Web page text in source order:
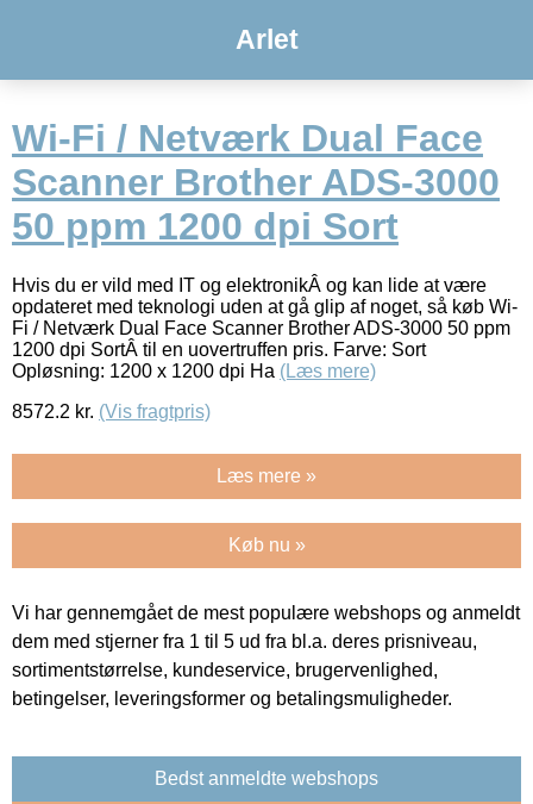
Arlet
Wi-Fi / Netværk Dual Face
Scanner Brother ADS-3000
50 ppm 1200 dpi Sort
Hvis du er vild med IT og elektronikÂ og kan lide at være
opdateret med teknologi uden at gå glip af noget, så køb Wi-
Fi / Netværk Dual Face Scanner Brother ADS-3000 50 ppm
1200 dpi SortÂ til en uovertruffen pris. Farve: Sort
Opløsning: 1200 x 1200 dpi Ha (Læs mere)
8572.2 kr. (Vis fragtpris)
Læs mere »
Køb nu »
Vi har gennemgået de mest populære webshops og anmeldt
dem med stjerner fra 1 til 5 ud fra bl.a. deres prisniveau,
sortimentstørrelse, kundeservice, brugervenlighed,
betingelser, leveringsformer og betalingsmuligheder.
Bedst anmeldte webshops